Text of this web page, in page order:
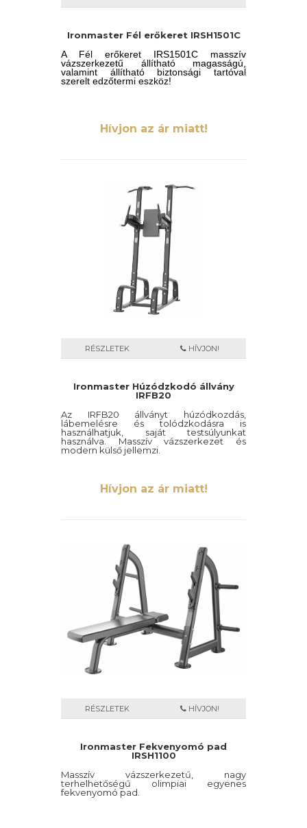
Ironmaster Fél erőkeret IRSH1501C
A Fél erőkeret IRS1501C masszív
vázszerkezetű állítható magasságú,
valamint állítható biztonsági tartóval
szerelt edzőtermi eszköz!
Hívjon az ár miatt!
RÉSZLETEK HÍVJON!
Ironmaster Húzódzkodó állvány
IRFB20
Az IRFB20 állványt húzódkozdás,
lábemelésre és tolódzkodásra is
használhatjuk, saját testsúlyunkat
használva. Masszív vázszerkezet és
modern külső jellemzi.
Hívjon az ár miatt!
RÉSZLETEK HÍVJON!
Ironmaster Fekvenyomó pad
IRSH1100
Masszív vázszerkezetű, nagy
terhelhetőségű olimpiai egyenes
fekvenyomó pad.